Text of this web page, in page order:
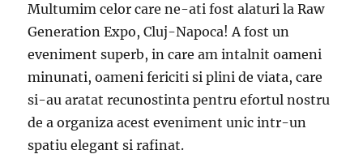
Multumim celor care ne-ati fost alaturi la Raw
Generation Expo, Cluj-Napoca! A fost un
eveniment superb, in care am intalnit oameni
minunati, oameni fericiti si plini de viata, care
si-au aratat recunostinta pentru efortul nostru
de a organiza acest eveniment unic intr-un
spatiu elegant si rafinat.